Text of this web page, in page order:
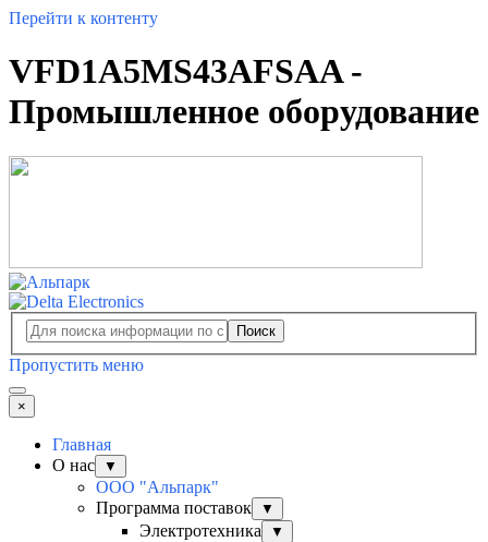
Перейти к контенту
VFD1A5MS43AFSAA -
Промышленное оборудование
Поиск
Пропустить меню
×
Главная
О нас
▼
ООО "Альпарк"
Программа поставок
▼
Электротехника ▼